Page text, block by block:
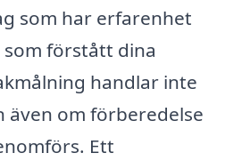
som har erfarenhet
förstått dina
handlar inte
även om förberedelse
Ett